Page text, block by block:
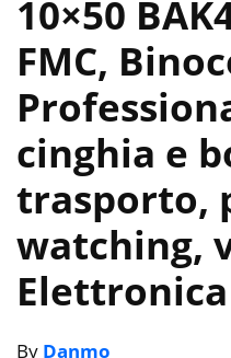
10×50
FMC,
cinghia e
trasporto,
watching,
Elettronica
By Danmo